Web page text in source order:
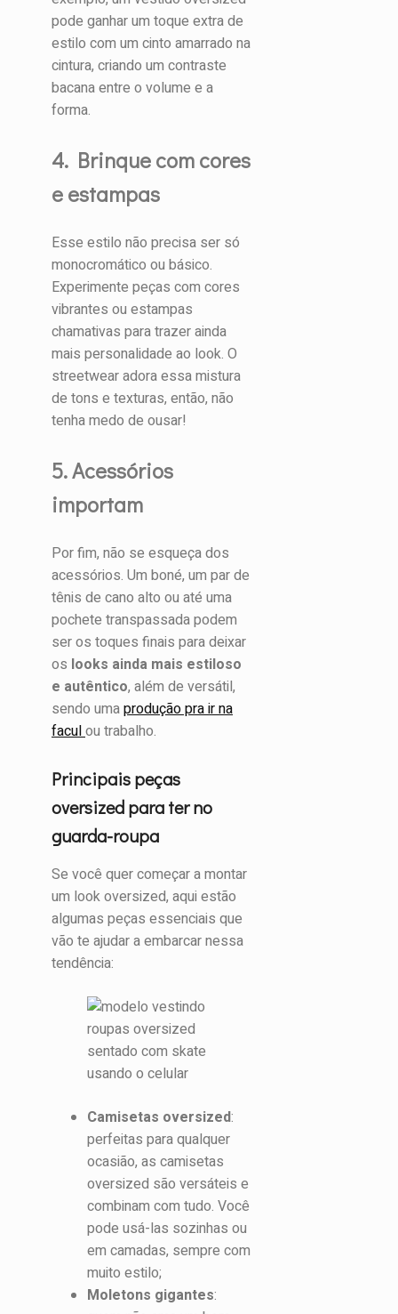
pode ganhar um toque extra de
estilo com um cinto amarrado na
cintura, criando um contraste
bacana entre o volume e a
forma.
4. Brinque com cores
e estampas
Esse estilo não precisa ser só
monocromático ou básico.
Experimente peças com cores
vibrantes ou estampas
chamativas para trazer ainda
mais personalidade ao look. O
streetwear adora essa mistura
de tons e texturas, então, não
tenha medo de ousar!
5. Acessórios
importam
Por fim, não se esqueça dos
acessórios. Um boné, um par de
tênis de cano alto ou até uma
pochete transpassada podem
ser os toques finais para deixar
os looks ainda mais estiloso
e autêntico, além de versátil,
sendo umaprodução pra ir na
faculou trabalho.
Principais peças
oversized para ter no
guarda-roupa
Se você quer começar a montar
um look oversized, aqui estão
algumas peças essenciais que
vão te ajudar a embarcar nessa
tendência:
Camisetas oversized:
perfeitas para qualquer
ocasião, as camisetas
oversized são versáteis e
combinam com tudo. Você
pode usá-las sozinhas ou
em camadas, sempre com
muito estilo;
Moletons gigantes: